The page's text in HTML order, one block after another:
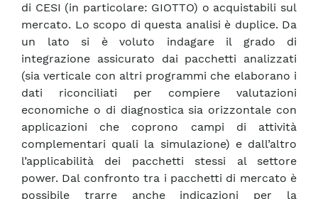
di CESI (in particolare: GIOTTO) o acquistabili sul
mercato. Lo scopo di questa analisi è duplice. Da
un lato si è voluto indagare il grado di
integrazione assicurato dai pacchetti analizzati
(sia verticale con altri programmi che elaborano i
dati riconciliati per compiere valutazioni
economiche o di diagnostica sia orizzontale con
applicazioni che coprono campi di attività
complementari quali la simulazione) e dall’altro
l’applicabilità dei pacchetti stessi al settore
power. Dal confronto tra i pacchetti di mercato è
possibile trarre anche indicazioni per la